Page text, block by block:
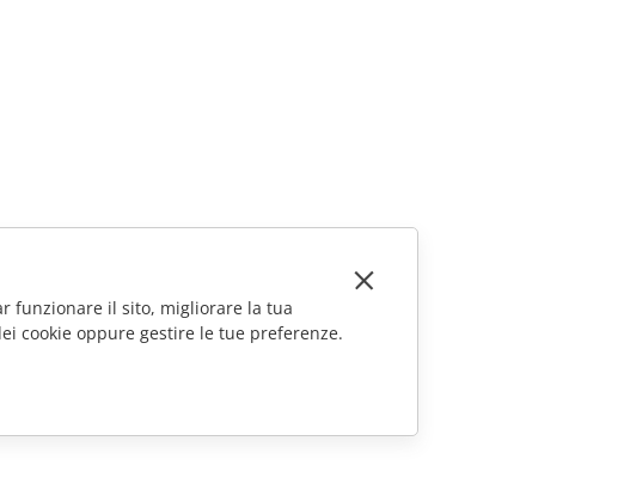
funzionare il sito, migliorare la tua
cookie oppure gestire le tue preferenze.